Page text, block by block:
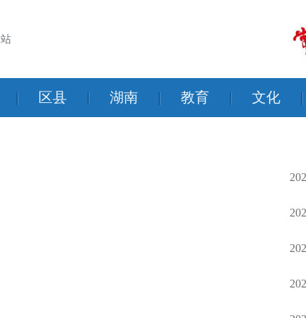
| 区县 | 湖南 | 教育 | 文化 |